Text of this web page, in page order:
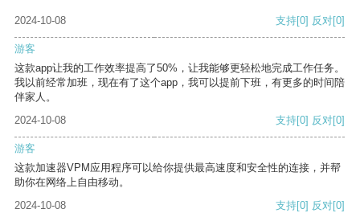
2024-10-08 支持[0] 反对[0]
游客
这款app让我的工作效率提高了50%，让我能够更轻松地完成工作任务。
我以前经常加班，现在有了这个app，我可以提前下班，有更多的时间陪
伴家人。
2024-10-08
支持[0] 反对[0]
游客
这款加速器VPM应用程序可以给你提供最高速度和安全性的连接，并帮
助你在网络上自由移动。
2024-10-08
支持[0] 反对[0]